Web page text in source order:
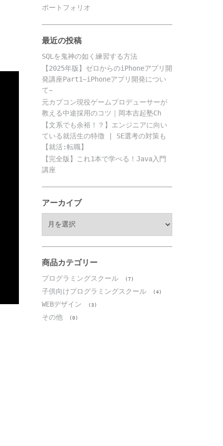
ポートフォリオ
最近の投稿
SQLを鬼神の如く練習する方法
【2025年版】ゼロからのiPhoneアプリ開
発講座Part1~iPhoneアプリ開発につい
て~
元カプコン現役ゲームプロデューサーが
教える中途採用のコツ｜岡本吉起塾Ch
【文系でも余裕！？】エンジニアに向い
ている就活生の特徴 | SE選考の対策も
【就活:転職】
【完全版】これ1本で学べる！Java入門
講座
アーカイブ
ブ
商品カテゴリー
プログラミングスクール (7)
子供向けプログラミングスクール (4)
WEBデザイン (3)
その他 (0)